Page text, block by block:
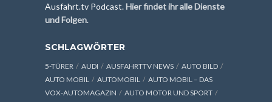
Ausfahrt.tv Podcast. Hier findet ihr alle Dienste
und Folgen.
SCHLAGWÖRTER
5-TÜRER AUDI AUSFAHRTTV NEWS
AUTO BILD
AUTO MOBIL
AUTOMOBIL
AUTO MOBIL – DAS
VOX-AUTOMAGAZIN
AUTO MOTOR UND SPORT